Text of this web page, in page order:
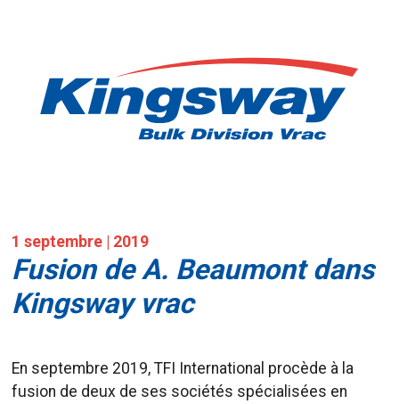
1 septembre | 2019
Fusion de A. Beaumont dans
Kingsway vrac
En septembre 2019, TFI International procède à la
fusion de deux de ses sociétés spécialisées en